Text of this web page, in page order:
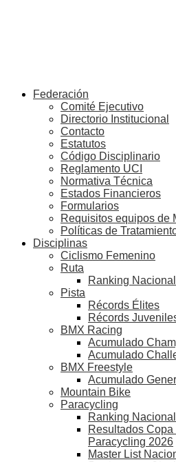
Federación
Comité Ejecutivo
Directorio Institucional
Contacto
Estatutos
Código Disciplinario
Reglamento UCI
Normativa Técnica
Estados Financieros
Formularios
Requisitos equipos de
Políticas de
Disciplinas
Ciclismo Femenino
Ruta
Ranking
Pista
Récords Élites
Récords
BMX Racing
Acumulado
Acumulado
BMX Freestyle
Acumulado
Mountain Bike
Paracycling
Ranking
Resultados
Paracycling 2026
Master List